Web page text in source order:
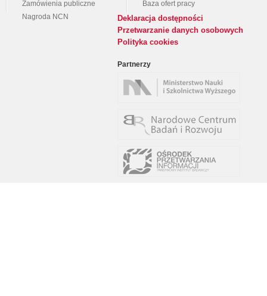
Zamówienia publiczne
Nagroda NCN
Baza ofert pracy
Deklaracja dostępności
Przetwarzanie danych osobowych
Polityka cookies
Partnerzy